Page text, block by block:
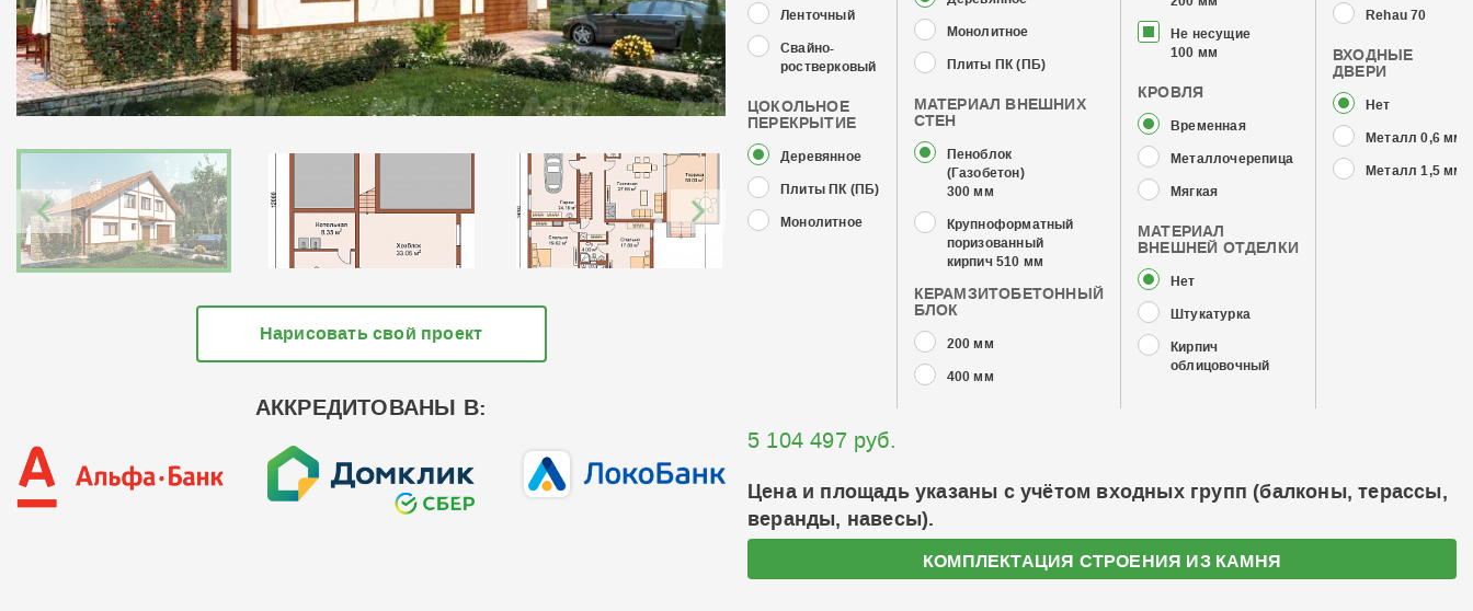
Нарисовать свой проект
АККРЕДИТОВАНЫ В:
Ленточный
Свайно-
ростверковый
ЦОКОЛЬНОЕ
ПЕРЕКРЫТИЕ
Деревянное
Плиты ПК (ПБ)
Монолитное
Монолитное
Плиты ПК (ПБ)
МАТЕРИАЛ ВНЕШНИХ
СТЕН
Пеноблок
(Газобетон)
300 мм
Крупноформатный
поризованный
кирпич 510 мм
КЕРАМЗИТОБЕТОННЫЙ
БЛОК
200 мм
400 мм
Не несущие
100 мм
КРОВЛЯ
Временная
Металлочерепица
Мягкая
МАТЕРИАЛ
ВНЕШНЕЙ ОТДЕЛКИ
Нет
Штукатурка
Кирпич
облицовочный
Rehau 70
ВХОДНЫЕ
ДВЕРИ
Нет
Металл 0,6 мм
Металл 1,5 мм
5 104 497 руб.
Цена и площадь указаны с учётом входных групп (балконы, терассы,
веранды, навесы).
КОМПЛЕКТАЦИЯ СТРОЕНИЯ ИЗ КАМНЯ